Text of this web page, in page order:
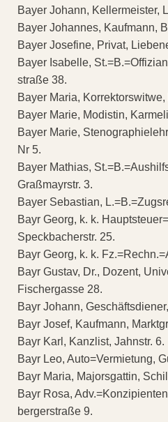
Bayer Johann, Kellermeister,
Bayer Johannes, Kaufmann,
Bayer Josefine, Privat,
Bayer Isabelle,
straße 38.
Bayer Maria,
Bayer Marie, Modistin,
Bayer Marie,
Nr 5.
Bayer Mathias,
Graßmayrstr. 3.
Bayer Sebastian,
Bayr Georg, k. k.
Speckbacherstr. 25.
Bayr Georg, k. k.
Bayr Gustav, Dr., Dozent,
Fischergasse 28.
Bayr Johann,
Bayr Josef, Kaufmann,
Bayr Karl, Kanzlist, Jahnstr. 6.
Bayr Leo, Auto=Vermietung,
Bayr Maria, Majorsgattin,
Bayr Rosa,
bergerstraße 9.